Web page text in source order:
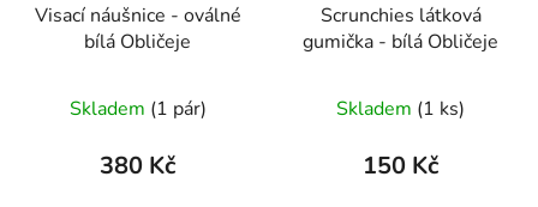
Visací náušnice - oválné
bílá Obličeje
Skladem (1 pár)
380 Kč
Scrunchies látková
gumička - bílá Obličeje
Skladem (1 ks)
150 Kč